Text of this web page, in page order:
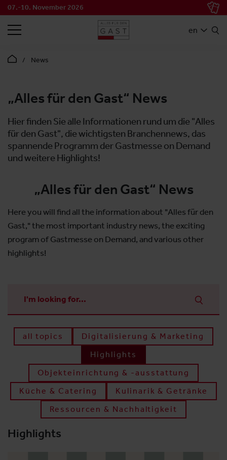
07.-10. November 2026
en
SEARCH
News
„Alles für den Gast“ News
Hier finden Sie alle Informationen rund um die "Alles
für den Gast", die wichtigsten Branchennews, das
spannende Programm der Gastmesse on Demand
und weitere Highlights!
„Alles für den Gast“ News
Here you will find all the information about "Alles für den
Gast," the most important industry news, the exciting
program of Gastmesse on Demand, and various other
highlights!
all topics
Digitalisierung & Marketing
Highlights
Objekteinrichtung & -ausstattung
Küche & Catering
Kulinarik & Getränke
Ressourcen & Nachhaltigkeit
Highlights